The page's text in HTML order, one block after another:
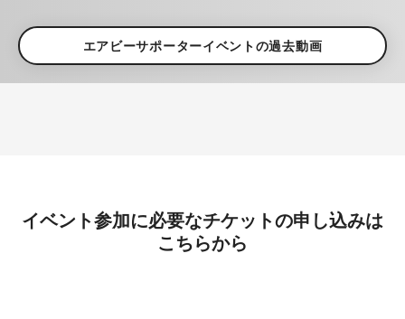
エアビーサポーターイベントの過去動画
イベント参加に必要なチケットの申し込みは
こちらから